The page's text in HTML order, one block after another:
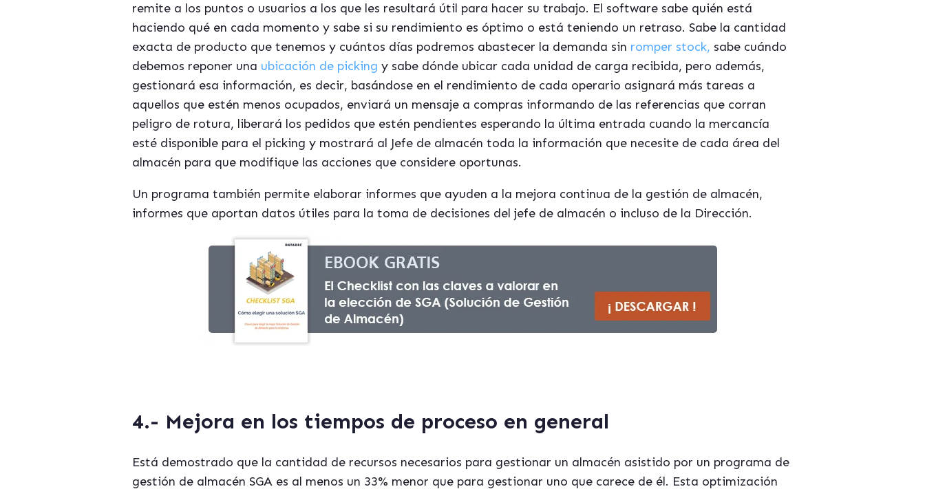
remite a los puntos o usuarios a los que les resultará útil para hacer su trabajo. El software sabe quién está
haciendo qué en cada momento y sabe si su rendimiento es óptimo o está teniendo un retraso. Sabe la cantidad
exacta de producto que tenemos y cuántos días podremos abastecer la demanda sin romper stock, sabe cuándo
debemos reponer una ubicación de picking y sabe dónde ubicar cada unidad de carga recibida, pero además,
gestionará esa información, es decir, basándose en el rendimiento de cada operario asignará más tareas a
aquellos que estén menos ocupados, enviará un mensaje a compras informando de las referencias que corran
peligro de rotura, liberará los pedidos que estén pendientes esperando la última entrada cuando la mercancía
esté disponible para el picking y mostrará al Jefe de almacén toda la información que necesite de cada área del
almacén para que modifique las acciones que considere oportunas.
Un programa también permite elaborar informes que ayuden a la mejora continua de la gestión de almacén,
informes que aportan datos útiles para la toma de decisiones del jefe de almacén o incluso de la Dirección.
4.- Mejora en los tiempos de proceso en general
Está demostrado que la cantidad de recursos necesarios para gestionar un almacén asistido por un programa de
gestión de almacén SGA es al menos un 33% menor que para gestionar uno que carece de él. Esta optimización